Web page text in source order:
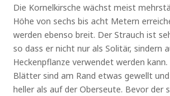
Die Kornelkirsche wächst meist
Höhe von sechs bis acht Metern
werden ebenso breit. Der Strauch ist
so dass er nicht nur als Solitär, sindern
Heckenpflanze verwendet werden
Blätter sind am Rand etwas gewellt
heller als auf der Oberseute. Bevor der